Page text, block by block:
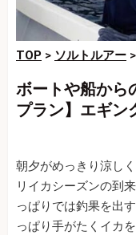
TOP > ソルトルアー >
ボートや船から
プラン】エギン
朝夕がめっきり涼し
リイカシーズンの到
っぱりでは釣果を出
っぱり手がたくイカ